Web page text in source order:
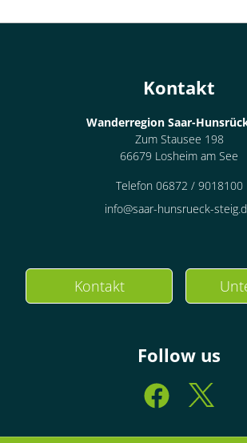
Kontakt
Wanderregion Saar-
Zum Stausee 198
66679 Losheim am See
Telefon 06872 / 9018100
info@saar-hunsrueck-
Kontakt
Follow us